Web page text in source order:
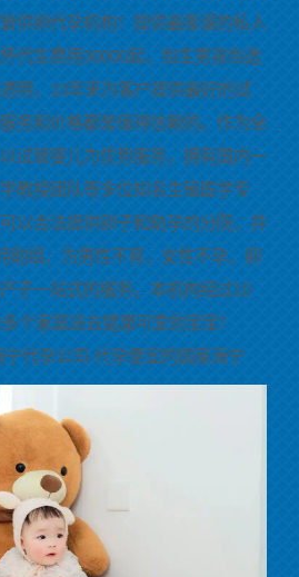
供卵代孕机构！提供最靠谱的私人
代生费用30000起，包生男孩包选
明，13年来为客户提供最好的试
务和价格都是值得信赖的。作为全
试管婴儿为优势服务，拥有国内一
教授团队等多位知名生殖医学专
以合法提供卵子和助孕的分院，并
助组，为男性不育，女性不孕，卵
子一站式的服务。本机构经过10
个家庭送去健康可爱的宝宝！
代孕公司-代孕便宜的国家海宁